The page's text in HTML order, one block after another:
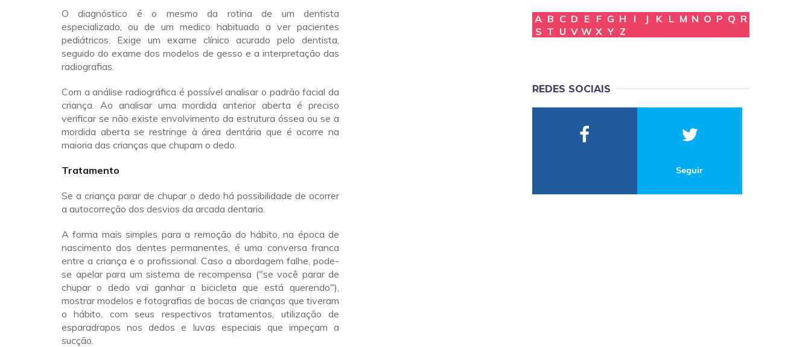
O diagnóstico é o mesmo da rotina de um dentista
especializado, ou de um medico habituado a ver pacientes
pediátricos. Exige um exame clínico acurado pelo dentista,
seguido do exame dos modelos de gesso e a interpretação das
radiografias.
Com a análise radiográfica é possível analisar o padrão facial da
criança. Ao analisar uma mordida anterior aberta é preciso
verificar se não existe envolvimento da estrutura óssea ou se a
mordida aberta se restringe à área dentária que é ocorre na
maioria das crianças que chupam o dedo.
Tratamento
Se a criança parar de chupar o dedo há possibilidade de ocorrer
a autocorreção dos desvios da arcada dentaria.
A forma mais simples para a remoção do hábito, na época de
nascimento dos dentes permanentes, é uma conversa franca
entre a criança e o profissional. Caso a abordagem falhe, pode-
se apelar para um sistema de recompensa ("se você parar de
chupar o dedo vai ganhar a bicicleta que está querendo"),
mostrar modelos e fotografias de bocas de crianças que tiveram
o hábito, com seus respectivos tratamentos, utilização de
esparadrapos nos dedos e luvas especiais que impeçam a
sucção.
A B C D E F G H I J K L M N O P Q R
S T U V W X Y Z
REDES SOCIAIS
Seguir